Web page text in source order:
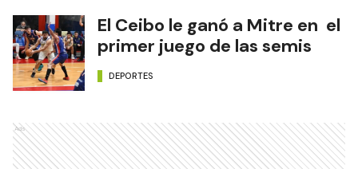
El Ceibo le ganó a Mitre en el
primer juego de las semis
DEPORTES
Ads